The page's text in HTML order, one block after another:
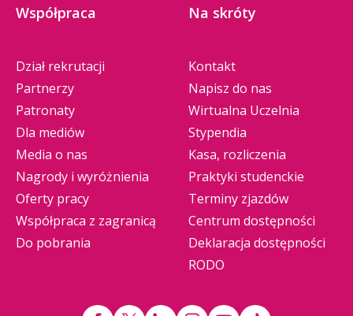
Współpraca
Dział rekrutacji
Partnerzy
Patronaty
Dla mediów
Media o nas
Nagrody i wyróżnienia
Oferty pracy
Współpraca z zagranicą
Do pobrania
Na skróty
Kontakt
Napisz do nas
Wirtualna Uczelnia
Stypendia
Kasa, rozliczenia
Praktyki studenckie
Terminy zjazdów
Centrum dostępności
Deklaracja dostępności
RODO